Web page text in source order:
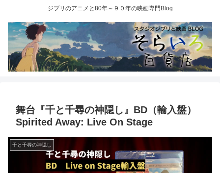
ジブリのアニメと80年～９０年の映画専門Blog
舞台『千と千尋の神隠し』BD（輸入盤）
Spirited Away: Live On Stage
千と千尋の神隠し